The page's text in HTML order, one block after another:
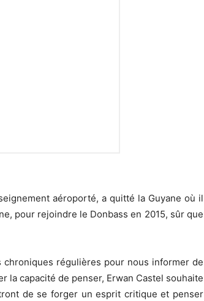
aéroporté, a quitté la Guyane où il
pour rejoindre le Donbass en 2015, sûr que
régulières pour nous informer de
la capacité de penser, Erwan Castel souhaite
de se forger un esprit critique et penser